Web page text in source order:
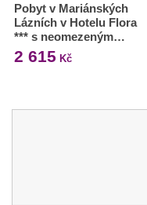
Pobyt v Mariánských
Lázních v Hotelu Flora
*** s neomezeným…
2 615 Kč